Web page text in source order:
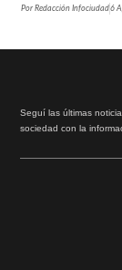
PorRedacción Infociudad6
Seguí las últimas
sociedad con la